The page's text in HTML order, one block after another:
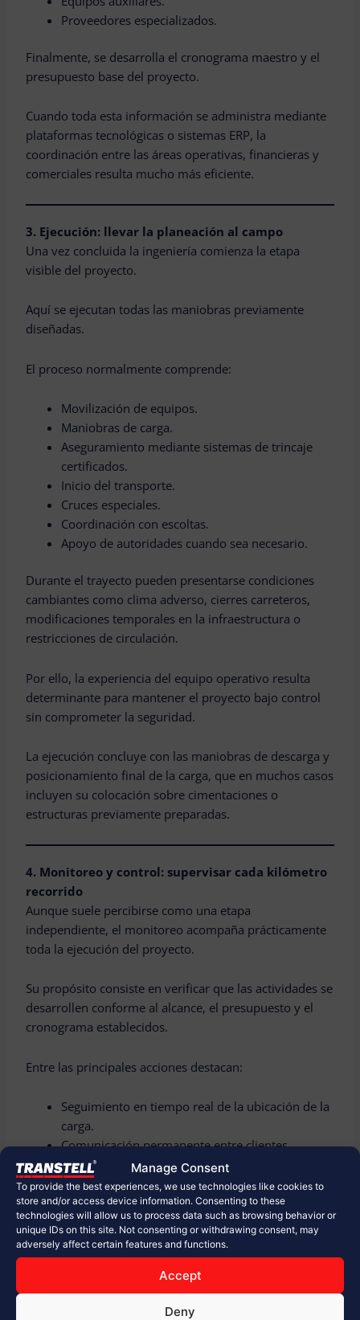
Manage Consent
To provide the best experiences, we use technologies like cookies to
store and/or access device information. Consenting to these
technologies will allow us to process data such as browsing behavior or
unique IDs on this site. Not consenting or withdrawing consent, may
adversely affect certain features and functions.
Accept
Deny
Proveedores especializados.
Finalmente, se desarrolla el cronograma maestro y el
presupuesto base del proyecto.
Cuando toda esta información se administra mediante
plataformas tecnológicas o sistemas ERP, la
coordinación entre las áreas operativas, financieras y
comerciales resulta mucho más eficiente.
3. Ejecución: llevar la planeación al campo
Una vez concluida la ingeniería comienza la etapa
visible del proyecto.
Aquí se ejecutan todas las maniobras previamente
diseñadas.
El proceso normalmente comprende:
Movilización de equipos.
Maniobras de carga.
Aseguramiento mediante sistemas de trincaje
certificados.
Inicio del transporte.
Cruces especiales.
Coordinación con escoltas.
Apoyo de autoridades cuando sea necesario.
Durante el trayecto pueden presentarse condiciones
cambiantes como clima adverso, cierres carreteros,
modificaciones temporales en la infraestructura o
restricciones de circulación.
Por ello, la experiencia del equipo operativo resulta
determinante para mantener el proyecto bajo control
sin comprometer la seguridad.
La ejecución concluye con las maniobras de descarga y
posicionamiento final de la carga, que en muchos casos
incluyen su colocación sobre cimentaciones o
estructuras previamente preparadas.
4. Monitoreo y control: supervisar cada kilómetro
recorrido
Aunque suele percibirse como una etapa
independiente, el monitoreo acompaña prácticamente
toda la ejecución del proyecto.
Su propósito consiste en verificar que las actividades se
desarrollen conforme al alcance, el presupuesto y el
cronograma establecidos.
Entre las principales acciones destacan:
Seguimiento en tiempo real de la ubicación de la
carga.
Comunicación permanente entre clientes,
operadores, autoridades y proveedores.
Verificación del cumplimiento de los
procedimientos de seguridad.
Gestión inmediata de riesgos e imprevistos.
Una buena capacidad de respuesta permite
implementar planes de contingencia antes de que un
incidente afecte la operación.